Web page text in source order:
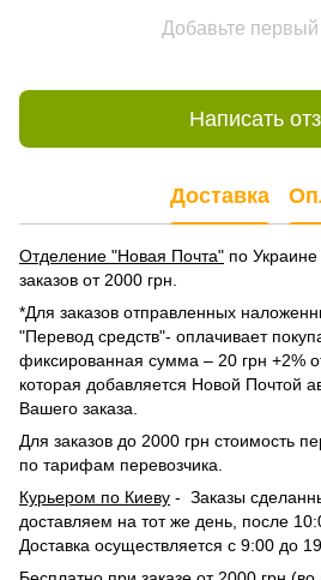
Добавьте первый
Написать
Доставка
Отделение "Новая Почта" по
заказов от 2000 грн.
*Для заказов отправленных
"Перевод средств"- оплачивает
фиксированная сумма – 20 грн +2%
которая добавляется Новой Почтой
Вашего заказа.
Для заказов до 2000 грн стоимость
по тарифам перевозчика.
Курьером по Киеву - Заказы
доставляем на тот же день, после
Доставка осуществляется с 9:00 до